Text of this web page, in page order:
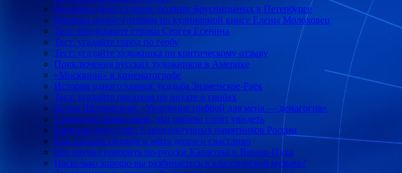
История одного здания: особняк Брусницыных в Петербурге
Рецепты осени: готовим по кулинарной книге Елены Молоховец
Тест: продолжите строки Сергея Есенина
Тест: угадайте город по гербу
Тест: угадайте художника по критическому отзыву
Приключения русских художников в Америке
«Москвичи» в кинематографе
История одного здания: усадьба Знаменское-Раёк
Тест: угадайте писателя по цитате о грибах
Игорь Шелковский: «Увлечение цифрой для меня — демагогия»
5 молодых режиссеров, чьи работы стоит увидеть
Баня как искусство: 6 архитектурных памятников России
Как сыграть свадьбу и жить долго и счастливо
Кто научил говорить по-русски Карлсона и Винни-Пуха
Насколько хорошо вы разбираетесь в классической музыке?